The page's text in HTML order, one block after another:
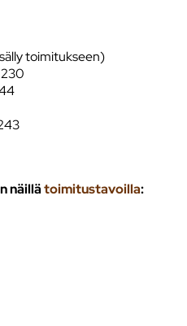
toimitukseen)
näillätoimitustavoilla: